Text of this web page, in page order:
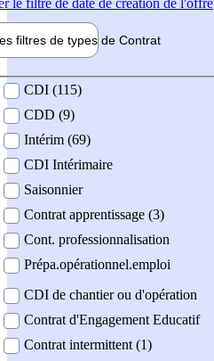
filtres de types de Contrat
contrat
CDI (115)
CDD (9)
Intérim (69)
CDI Intérimaire
Saisonnier
Contrat apprentissage (3)
Cont. professionnalisation
Prépa.opérationnel.emploi
CDI de chantier ou d'opération
Contrat d'Engagement Educatif
Contrat intermittent (1)